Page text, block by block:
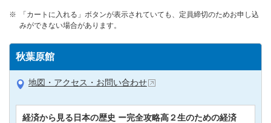
「カートに入れる」ボタンが表示されていても、定員締切のためお申し込
みができない場合があります。
秋葉原館
地図・アクセス・お問い合わせ
経済から見る日本の歴史 ー完全攻略高２生のための経済